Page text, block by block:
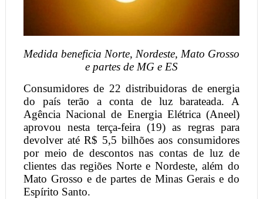
Medida beneficia Norte, Nordeste, Mato Grosso
e partes de MG e ES
Consumidores de 22 distribuidoras de energia
do país terão a conta de luz barateada. A
Agência Nacional de Energia Elétrica (Aneel)
aprovou nesta terça-feira (19) as regras para
devolver até R$ 5,5 bilhões aos consumidores
por meio de descontos nas contas de luz de
clientes das regiões Norte e Nordeste, além do
Mato Grosso e de partes de Minas Gerais e do
Espírito Santo.